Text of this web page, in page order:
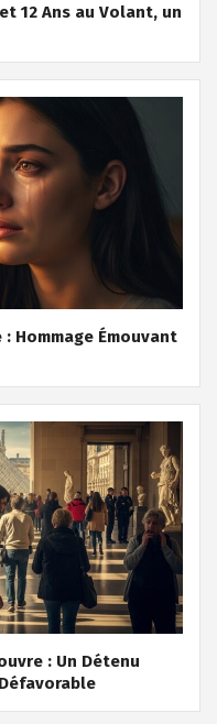
12 Ans au Volant, un
Hommage Émouvant
: Un Détenu